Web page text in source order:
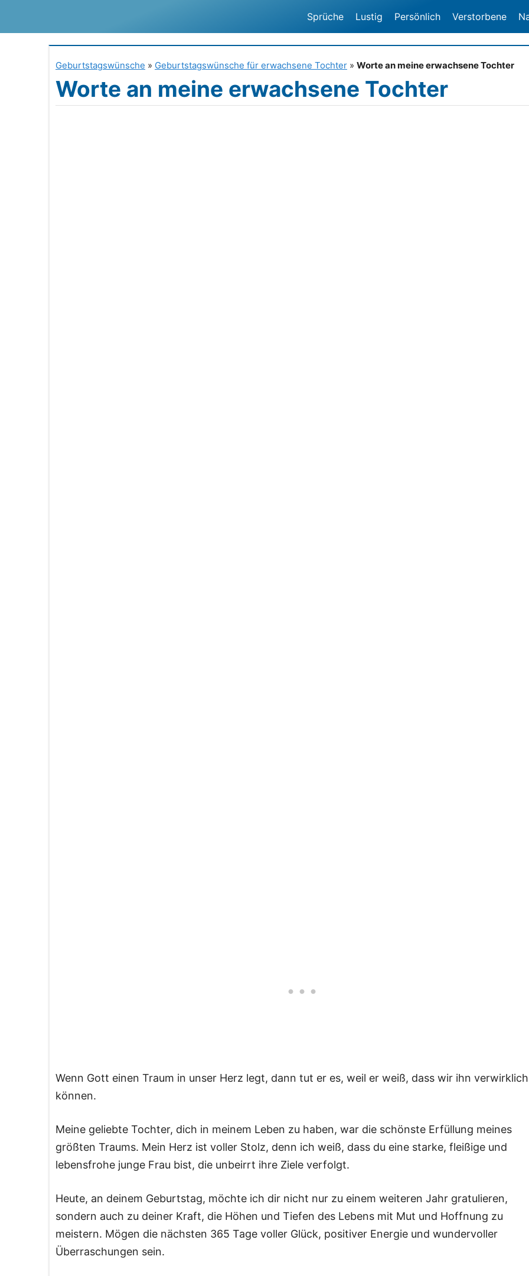
Sprüche Lustig Persönlich Verstorbene
Geburtstagswünsche » Geburtstagswünsche für erwachsene Tochter » Worte an meine erwachsene Tochter
Worte an meine erwachsene Tochter
Wenn Gott einen Traum in unser Herz legt, dann tut er es, weil er weiß, dass wir ihn
können.
Meine geliebte Tochter, dich in meinem Leben zu haben, war die schönste Erfüllung meines
größten Traums. Mein Herz ist voller Stolz, denn ich weiß, dass du eine starke, fleißige und
lebensfrohe junge Frau bist, die unbeirrt ihre Ziele verfolgt.
Heute, an deinem Geburtstag, möchte ich dir nicht nur zu einem weiteren Jahr gratulieren,
sondern auch zu deiner Kraft, die Höhen und Tiefen des Lebens mit Mut und Hoffnung zu
meistern. Mögen die nächsten 365 Tage voller Glück, positiver Energie und wundervoller
Überraschungen sein.